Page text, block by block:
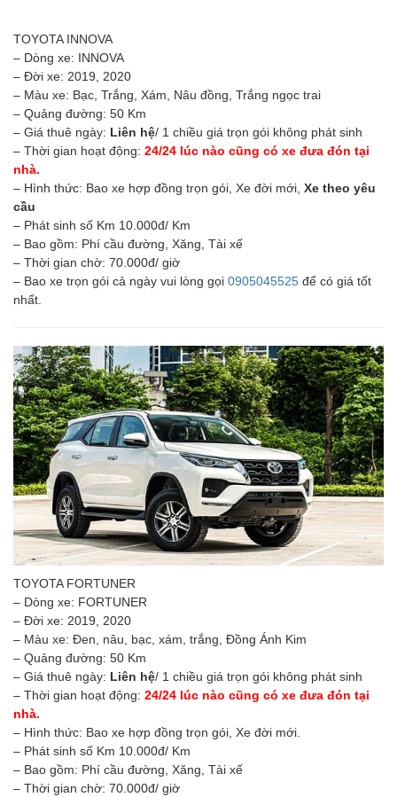
TOYOTA INNOVA
– Dòng xe: INNOVA
– Đời xe: 2019, 2020
– Màu xe: Bạc, Trắng, Xám, Nâu đồng, Trắng ngọc trai
– Quảng đường: 50 Km
– Giá thuê ngày: Liên hệ/ 1 chiều giá trọn gói không phát sinh
– Thời gian hoạt động: 24/24 lúc nào cũng có xe đưa đón tại
nhà.
– Hình thức: Bao xe hợp đồng trọn gói, Xe đời mới, Xe theo yêu
cầu
– Phát sinh số Km 10.000đ/ Km
– Bao gồm: Phí cầu đường, Xăng, Tài xế
– Thời gian chờ: 70.000đ/ giờ
– Bao xe trọn gói cả ngày vui lòng gọi 0905045525 để có giá tốt
nhất.
TOYOTA FORTUNER
– Dòng xe: FORTUNER
– Đời xe: 2019, 2020
– Màu xe: Đen, nâu, bạc, xám, trắng, Đồng Ánh Kim
– Quảng đường: 50 Km
– Giá thuê ngày: Liên hệ/ 1 chiều giá trọn gói không phát sinh
– Thời gian hoạt động: 24/24 lúc nào cũng có xe đưa đón tại
nhà.
– Hình thức: Bao xe hợp đồng trọn gói, Xe đời mới.
– Phát sinh số Km 10.000đ/ Km
– Bao gồm: Phí cầu đường, Xăng, Tài xế
– Thời gian chờ: 70.000đ/ giờ